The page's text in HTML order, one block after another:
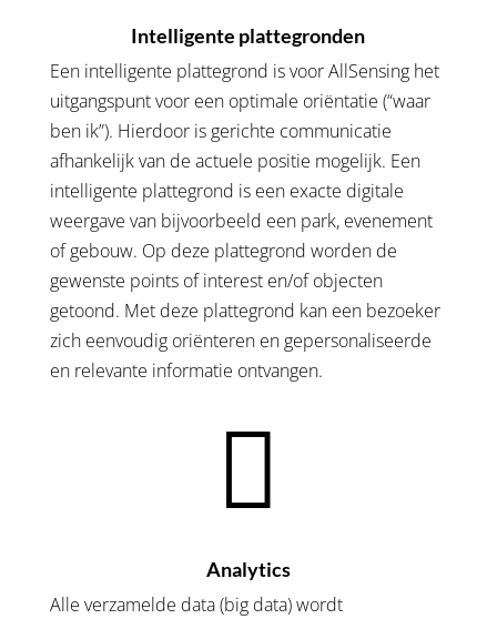
Intelligente plattegronden
Een intelligente plattegrond is voor AllSensing het
uitgangspunt voor een optimale oriëntatie (“waar
ben ik”). Hierdoor is gerichte communicatie
afhankelijk van de actuele positie mogelijk. Een
intelligente plattegrond is een exacte digitale
weergave van bijvoorbeeld een park, evenement
of gebouw. Op deze plattegrond worden de
gewenste points of interest en/of objecten
getoond. Met deze plattegrond kan een bezoeker
zich eenvoudig oriënteren en gepersonaliseerde
en relevante informatie ontvangen.

Analytics
Alle verzamelde data (big data) wordt